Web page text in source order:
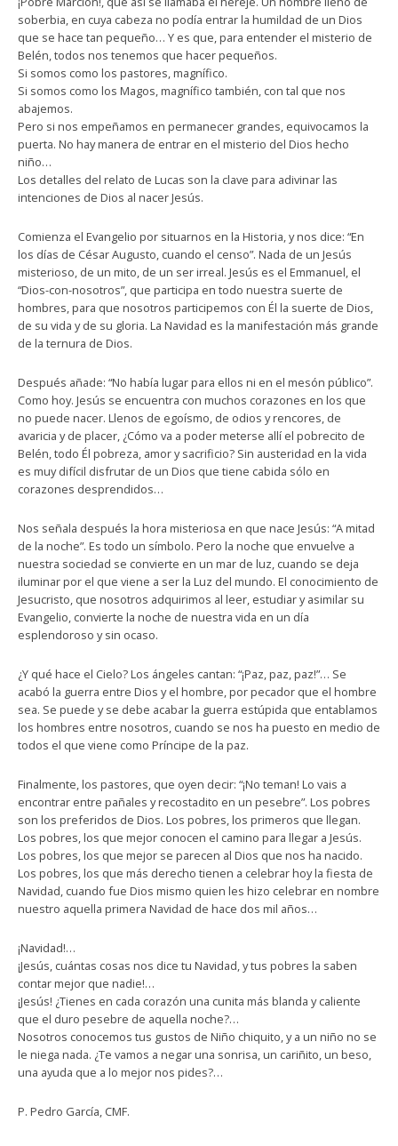
soberbia, en cuya cabeza no podía entrar la humildad de un Dios
que se hace tan pequeño… Y es que, para entender el misterio de
Belén, todos nos tenemos que hacer pequeños.
Si somos como los pastores, magnífico.
Si somos como los Magos, magnífico también, con tal que nos
abajemos.
Pero si nos empeñamos en permanecer grandes, equivocamos la
puerta. No hay manera de entrar en el misterio del Dios hecho
niño…
Los detalles del relato de Lucas son la clave para adivinar las
intenciones de Dios al nacer Jesús.
Comienza el Evangelio por situarnos en la Historia, y nos dice: “En
los días de César Augusto, cuando el censo”. Nada de un Jesús
misterioso, de un mito, de un ser irreal. Jesús es el Emmanuel, el
“Dios-con-nosotros”, que participa en todo nuestra suerte de
hombres, para que nosotros participemos con Él la suerte de Dios,
de su vida y de su gloria. La Navidad es la manifestación más grande
de la ternura de Dios.
Después añade: “No había lugar para ellos ni en el mesón público”.
Como hoy. Jesús se encuentra con muchos corazones en los que
no puede nacer. Llenos de egoísmo, de odios y rencores, de
avaricia y de placer, ¿Cómo va a poder meterse allí el pobrecito de
Belén, todo Él pobreza, amor y sacrificio? Sin austeridad en la vida
es muy difícil disfrutar de un Dios que tiene cabida sólo en
corazones desprendidos…
Nos señala después la hora misteriosa en que nace Jesús: “A mitad
de la noche”. Es todo un símbolo. Pero la noche que envuelve a
nuestra sociedad se convierte en un mar de luz, cuando se deja
iluminar por el que viene a ser la Luz del mundo. El conocimiento de
Jesucristo, que nosotros adquirimos al leer, estudiar y asimilar su
Evangelio, convierte la noche de nuestra vida en un día
esplendoroso y sin ocaso.
¿Y qué hace el Cielo? Los ángeles cantan: “¡Paz, paz, paz!”… Se
acabó la guerra entre Dios y el hombre, por pecador que el hombre
sea. Se puede y se debe acabar la guerra estúpida que entablamos
los hombres entre nosotros, cuando se nos ha puesto en medio de
todos el que viene como Príncipe de la paz.
Finalmente, los pastores, que oyen decir: “¡No teman! Lo vais a
encontrar entre pañales y recostadito en un pesebre”. Los pobres
son los preferidos de Dios. Los pobres, los primeros que llegan.
Los pobres, los que mejor conocen el camino para llegar a Jesús.
Los pobres, los que mejor se parecen al Dios que nos ha nacido.
Los pobres, los que más derecho tienen a celebrar hoy la fiesta de
Navidad, cuando fue Dios mismo quien les hizo celebrar en nombre
nuestro aquella primera Navidad de hace dos mil años…
¡Navidad!…
¡Jesús, cuántas cosas nos dice tu Navidad, y tus pobres la saben
contar mejor que nadie!…
¡Jesús! ¿Tienes en cada corazón una cunita más blanda y caliente
que el duro pesebre de aquella noche?…
Nosotros conocemos tus gustos de Niño chiquito, y a un niño no se
le niega nada. ¿Te vamos a negar una sonrisa, un cariñito, un beso,
una ayuda que a lo mejor nos pides?…
P. Pedro García, CMF.